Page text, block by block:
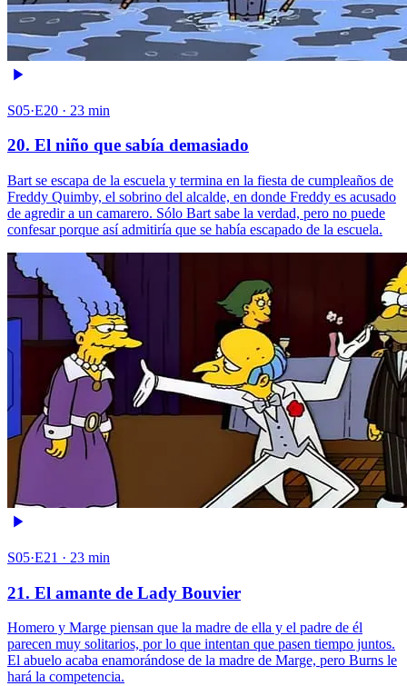
S05·E20 · 23 min
20. El niño que sabía demasiado
Bart se escapa de la escuela y termina en la fiesta de cumpleaños de
Freddy Quimby, el sobrino del alcalde, en donde Freddy es acusado
de agredir a un camarero. Sólo Bart sabe la verdad, pero no puede
confesar porque así admitiría que se había escapado de la escuela.
S05·E21 · 23 min
21. El amante de Lady Bouvier
Homero y Marge piensan que la madre de ella y el padre de él
parecen muy solitarios, por lo que intentan que pasen tiempo juntos.
El abuelo acaba enamorándose de la madre de Marge, pero Burns le
hará la competencia.